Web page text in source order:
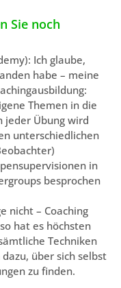
Sie noch
Ich glaube,
habe – meine
Themen in die
jeder Übung wird
unterschiedlichen
in
besprochen
nicht – Coaching
hat es höchsten
Techniken
über sich selbst
zu finden.